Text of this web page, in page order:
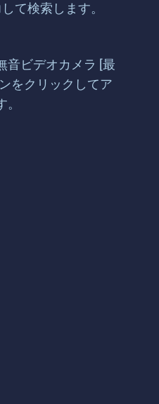
て検索します。
音ビデオカメラ [最
をクリックしてア